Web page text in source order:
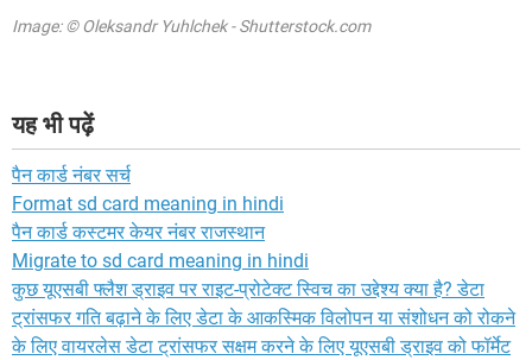
Image: © Oleksandr Yuhlchek - Shutterstock.com
यह भी पढ़ें
पैन कार्ड नंबर सर्च
Format sd card meaning in hindi
पैन कार्ड कस्टमर केयर नंबर राजस्थान
Migrate to sd card meaning in hindi
कुछ यूएसबी फ्लैश ड्राइव पर राइट-प्रोटेक्ट स्विच का उद्देश्य क्या है? डेटा
ट्रांसफर गति बढ़ाने के लिए डेटा के आकस्मिक विलोपन या संशोधन को रोकने
के लिए वायरलेस डेटा ट्रांसफर सक्षम करने के लिए यूएसबी ड्राइव को फॉर्मेट